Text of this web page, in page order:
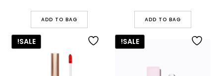
היה:
₪159.00.
ADD TO BAG
היה:
₪329.00.
ADD TO BAG
SALE!
SALE!